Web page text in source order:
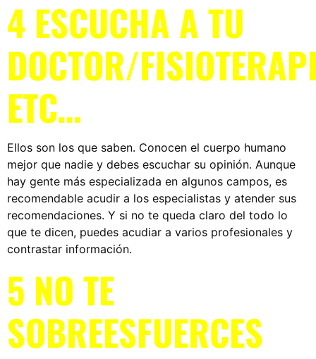
4 ESCUCHA A TU
DOCTOR/
ETC…
Ellos son los que saben. Conocen el cuerpo humano
mejor que nadie y debes escuchar su opinión. Aunque
hay gente más especializada en algunos campos, es
recomendable acudir a los especialistas y atender sus
recomendaciones. Y si no te queda claro del todo lo
que te dicen, puedes acudiar a varios profesionales y
contrastar información.
5 NO TE
SOBREESFUERCES